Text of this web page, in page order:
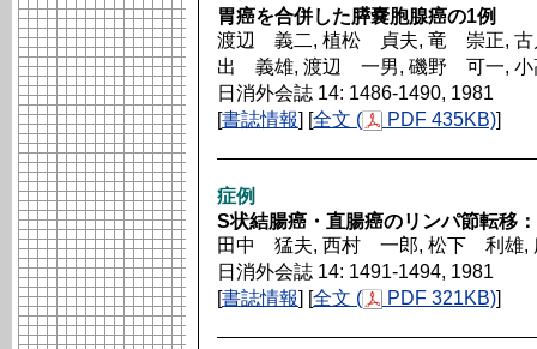
胃癌を合併した膵嚢胞腺癌の1例
渡辺 義二, 植松 貞夫, 竜 崇正,
出 義雄, 渡辺 一男, 磯野 可一,
日消外会誌 14: 1486-1490, 1981
[書誌情報] [全文 ( PDF 435KB)]
症例
S状結腸癌・直腸癌のリンパ節転移
田中 猛夫, 西村 一郎, 松下 利雄
日消外会誌 14: 1491-1494, 1981
[書誌情報] [全文 ( PDF 321KB)]